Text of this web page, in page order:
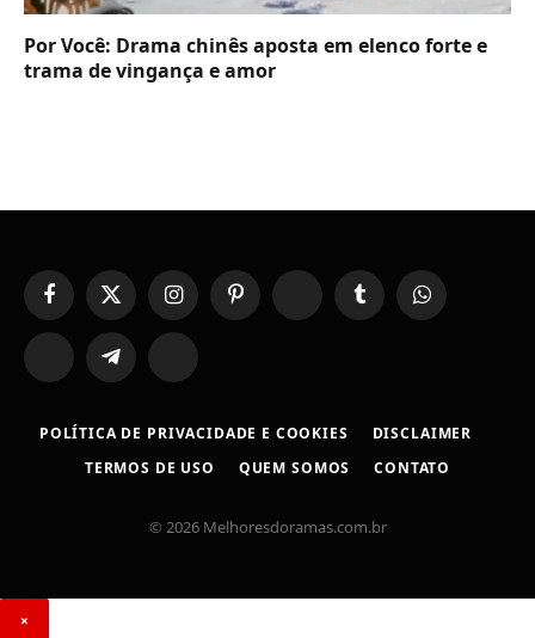
Por Você: Drama chinês aposta em elenco forte e
trama de vingança e amor
FacebookX
(Twitter)
InstagramPinterest YouTubeTumblr WhatsApp
TikTok Telegram Threads
POLÍTICA DE PRIVACIDADE E COOKIES
DISCLAIMER
TERMOS DE USO
QUEM SOMOS CONTATO
© 2026 Melhoresdoramas.com.br
×